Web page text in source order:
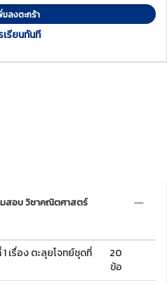
มลงตะกร้า
รียนทันที
สอบ วิชาคณิตศาสตร์
รื่อง ตะลุยโจทย์ชุดที่
20
ข้อ